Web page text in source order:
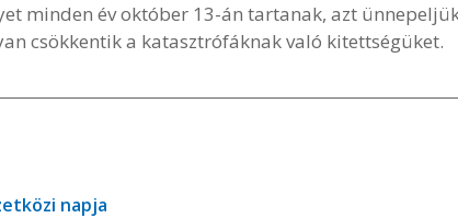
minden év október 13-án tartanak, azt
csökkentik a katasztrófáknak való kitettségüket.
napja